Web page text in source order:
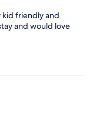
kid friendly and
and would love